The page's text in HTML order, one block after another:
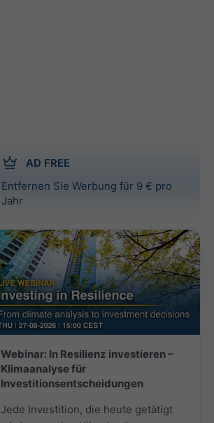
AD FREE
Entfernen Sie Werbung für 9 € pro
Jahr
Webinar: In Resilienz investieren –
Klimaanalyse für
Investitionsentscheidungen
Jede Investition, die heute getätigt